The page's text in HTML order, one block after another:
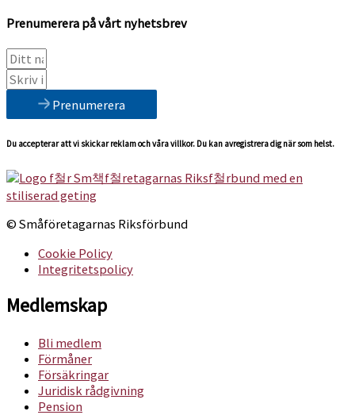
Prenumerera på vårt nyhetsbrev
Prenumerera
Du accepterar att vi skickar reklam och våra villkor. Du kan avregistrera dig när som helst.
© Småföretagarnas Riksförbund
Cookie Policy
Integritetspolicy
Medlemskap
Bli medlem
Förmåner
Försäkringar
Juridisk rådgivning
Pension